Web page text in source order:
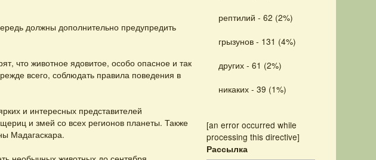
должны дополнительно предупредить
что животное ядовитое, особо опасное и так
всего, соблюдать правила поведения в
и интересных представителей
и змей со всех регионов планеты. Также
Мадагаскара.
рептилий - 62 (2%)
грызунов - 131 (4%)
других - 61 (2%)
никаких - 39 (1%)
[an error occurred while
processing this directive]
Рассылка